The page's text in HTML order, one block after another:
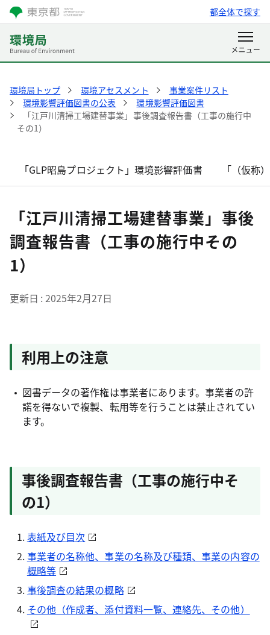
都全体で探す
環境局トップ 環境アセスメント
事業案件リスト
環境影響評価図書の公表
環境影響評価図書
「江戸川清掃工場建替事業」事後調査報告書（工事の施行中
その1）
「GLP昭島プロジェクト」環境影響評価書 「（仮称
「江戸川清掃工場建替事業」事後
調査報告書（工事の施行中その
1）
更新日 2025年2月27日
利用上の注意
図書データの著作権は事業者にあります。事業者の許
諾を得ないで複製、転用等を行うことは禁止されてい
ます。
事後調査報告書（工事の施行中そ
の1）
表紙及び目次
事業者の名称他、事業の名称及び種類、事業の内容の
概略等
事後調査の結果の概略
その他（作成者、添付資料一覧、連絡先、その他）